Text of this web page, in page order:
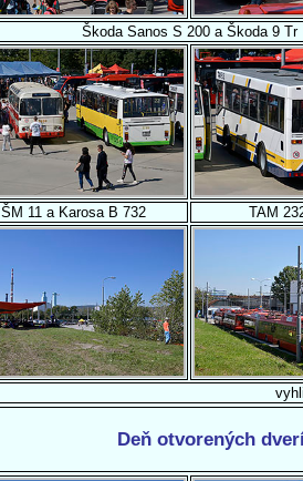
Škoda Sanos S 200 a Škoda 9 Tr
ŠM 11 a Karosa B 732 TAM
Deň otvorených